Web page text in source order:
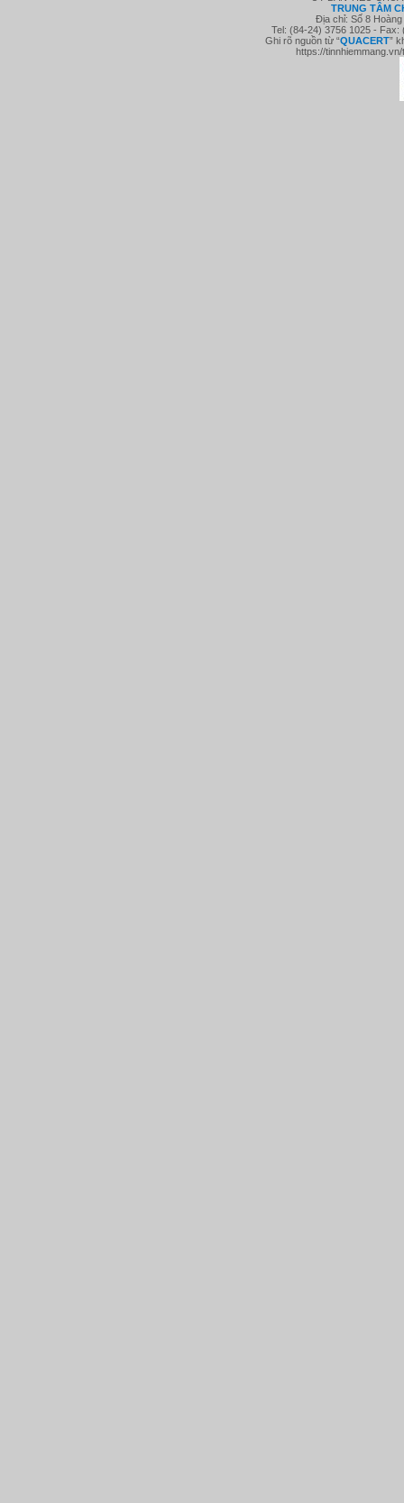
TRUNG TÂM
Địa chỉ: Số 8
Tel: (84-24) 3756 1025 -
Ghi rõ nguồn từ “QUACERT”
https://